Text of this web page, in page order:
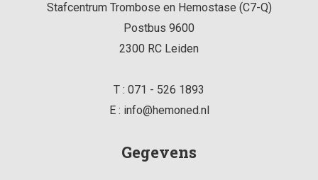
Stafcentrum Trombose en Hemostase (C7-Q)
Postbus 9600
2300 RC Leiden
T : 071 - 526 1893
E : info@hemoned.nl
Gegevens